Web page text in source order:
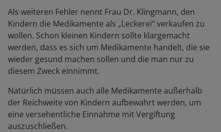
Als weiteren Fehler nennt Frau Dr. Klingmann, den
Kindern die Medikamente als „Leckerei“ verkaufen zu
wollen. Schon kleinen Kindern sollte klargemacht
werden, dass es sich um Medikamente handelt, die sie
wieder gesund machen sollen und die man nur zu
diesem Zweck einnimmt.
Natürlich müssen auch alle Medikamente außerhalb
der Reichweite von Kindern aufbewahrt werden, um
eine versehentliche Einnahme mit Vergiftung
auszuschließen.